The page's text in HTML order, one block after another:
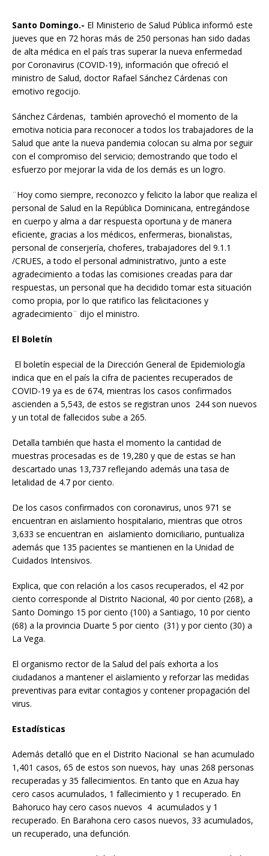
Santo Domingo.- El Ministerio de Salud Pública informó este
jueves que en 72 horas más de 250 personas han sido dadas
de alta médica en el país tras superar la nueva enfermedad
por Coronavirus (COVID-19), información que ofreció el
ministro de Salud, doctor Rafael Sánchez Cárdenas con
emotivo regocijo.
Sánchez Cárdenas, también aprovechó el momento de la
emotiva noticia para reconocer a todos los trabajadores de la
Salud que ante la nueva pandemia colocan su alma por seguir
con el compromiso del servicio; demostrando que todo el
esfuerzo por mejorar la vida de los demás es un logro.
¨Hoy como siempre, reconozco y felicito la labor que realiza el
personal de Salud en la República Dominicana, entregándose
en cuerpo y alma a dar respuesta oportuna y de manera
eficiente, gracias a los médicos, enfermeras, bionalistas,
personal de conserjería, choferes, trabajadores del 9.1.1
/CRUES, a todo el personal administrativo, junto a este
agradecimiento a todas las comisiones creadas para dar
respuestas, un personal que ha decidido tomar esta situación
como propia, por lo que ratifico las felicitaciones y
agradecimiento¨ dijo el ministro.
El Boletín
El boletín especial de la Dirección General de Epidemiología
indica que en el país la cifra de pacientes recuperados de
COVID-19 ya es de 674, mientras los casos confirmados
ascienden a 5,543, de estos se registran unos 244 son nuevos
y un total de fallecidos sube a 265.
Detalla también que hasta el momento la cantidad de
muestras procesadas es de 19,280 y que de estas se han
descartado unas 13,737 reflejando además una tasa de
letalidad de 4.7 por ciento.
De los casos confirmados con coronavirus, unos 971 se
encuentran en aislamiento hospitalario, mientras que otros
3,633 se encuentran en aislamiento domiciliario, puntualiza
además que 135 pacientes se mantienen en la Unidad de
Cuidados Intensivos.
Explica, que con relación a los casos recuperados, el 42 por
ciento corresponde al Distrito Nacional, 40 por ciento (268), a
Santo Domingo 15 por ciento (100) a Santiago, 10 por ciento
(68) a la provincia Duarte 5 por ciento (31) y por ciento (30) a
La Vega.
El organismo rector de la Salud del país exhorta a los
ciudadanos a mantener el aislamiento y reforzar las medidas
preventivas para evitar contagios y contener propagación del
virus.
Estadísticas
Además detalló que en el Distrito Nacional se han acumulado
1,401 casos, 65 de estos son nuevos, hay unas 268 personas
recuperadas y 35 fallecimientos. En tanto que en Azua hay
cero casos acumulados, 1 fallecimiento y 1 recuperado. En
Bahoruco hay cero casos nuevos 4 acumulados y 1
recuperado. En Barahona cero casos nuevos, 33 acumulados,
un recuperado, una defunción.